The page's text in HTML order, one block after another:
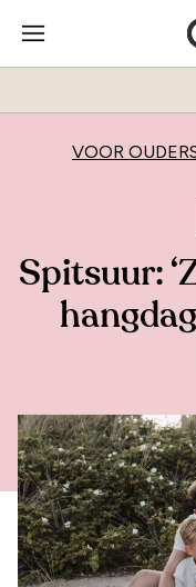
VOOR
Spitsuur: